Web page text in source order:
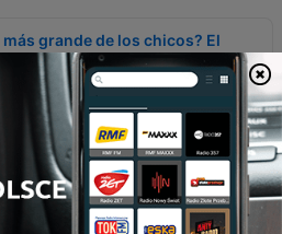
grande de los chicos? El
de agosto del 2026
En este episodio, los presentadores celebran el cumpleaños de Bogotá y analizan el mercado de fichajes internacional y local, incluyendo movimientos de jugadores como Rodri al Barcelona y la llegada de Yán Poveda a Atlético Nacional. También se debate sobre posibles entrenadores para el Real Madrid y se rinde homenaje a futbolistas bogotanos históricos como Camilo Vargas. El programa profundiza en el análisis arbitral del partido entre América y Once Caldas, destacando polémicas expulsiones. Finalmente, se discuten las inversiones de River Plate, la actualidad de la Selección Colombia bajo la gestión de Lorenzo y la tensión política entre la UEFA y la FIFA respecto a las competencias mundiales.
El Pulso del Fútbol,
O episódio inicia com uma homenagem a Alfonso Lizarasso e reflexões sobre o medo, seguido por debates sobre transferências de jogadores e críticas a declarações racistas de um ex-árbitro. A discussão aborda os desafios do futebol colombiano, incluindo a necessidade de valorizar jovens talentos e denúncias de corrupção em categorias de base. A análise prossegue com questões jurídicas e disciplinares no esporte, confrontando regulamentos da FIFA com direitos trabalhistas. O programa encerra analisando o desempenho técnico de equipes como Medellín e Millonarios, focando em aspectos táticos e atuações individuais.